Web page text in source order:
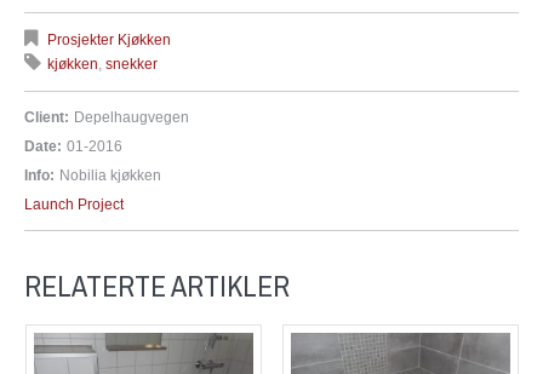
Prosjekter Kjøkken
kjøkken snekker
Client: Depelhaugvegen
Date: 01-2016
Info: Nobilia kjøkken
Launch Project
RELATERTE ARTIKLER